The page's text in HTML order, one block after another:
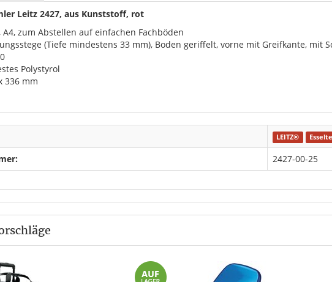
Leitz 2427, aus Kunststoff, rot
zum Abstellen auf einfachen Fachböden
(Tiefe mindestens 33 mm), Boden geriffelt, vorne mit Greifkante, mit
Polystyrol
336 mm
LEITZ®
2427-00-25